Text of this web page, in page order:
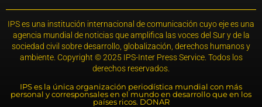
IPS es una institución internacional de comunicación cuyo eje es una
agencia mundial de noticias que amplifica las voces del Sur y de la
sociedad civil sobre desarrollo, globalización, derechos humanos y
ambiente. Copyright © 2025 IPS-Inter Press Service. Todos los
derechos reservados.
IPS es la única organización periodística mundial con más
personal y corresponsales en el mundo en desarrollo que en los
países ricos. DONAR